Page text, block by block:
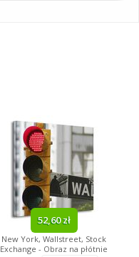
52,60 zł
New York, Wallstreet, Stock
Exchange - Obraz na płótnie